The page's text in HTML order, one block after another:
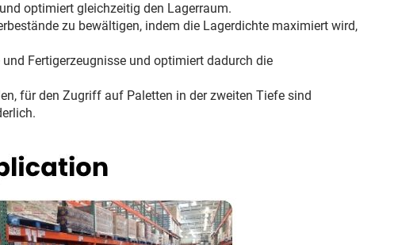
optimiert gleichzeitig den Lagerraum.
zu bewältigen, indem die Lagerdichte maximiert wird,
Fertigerzeugnisse und optimiert dadurch die
für den Zugriff auf Paletten in der zweiten Tiefe sind